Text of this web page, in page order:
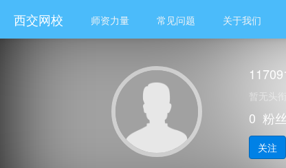
西交网校 师资力量 常见问题 关于我们
暂无头衔
0 粉丝
关注